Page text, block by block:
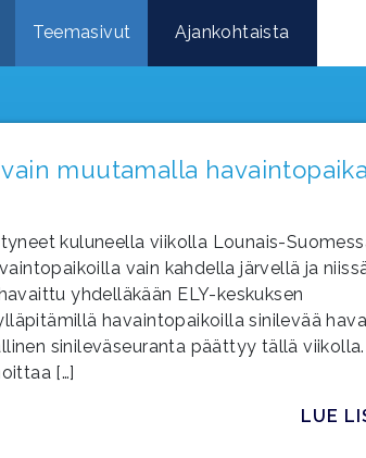
Teemasivut Ajankohtaista
muutamalla
kuluneella viikolla Lounais-
vain kahdella järvellä ja
yhdelläkään ELY-keskuksen
havaintopaikoilla sinilevää
sinileväseuranta päättyy tällä viikolla.
[…]
LUE